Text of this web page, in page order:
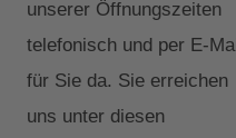
unserer Öffnungszeiten
telefonisch und per E-
für Sie da. Sie erreichen
uns unter diesen